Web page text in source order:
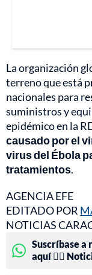
La organización
terreno que está
nacionales para
suministros y
epidémico en la
causado por el
virus del Ébola
tratamientos.
AGENCIA EFE
EDITADO POR
NOTICIAS
Suscríbase a
aquí 👉🏻